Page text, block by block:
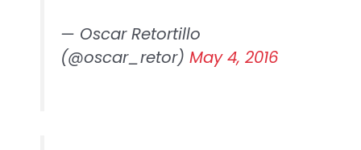
— Oscar Retortillo
(@oscar_retor) May 4, 2016